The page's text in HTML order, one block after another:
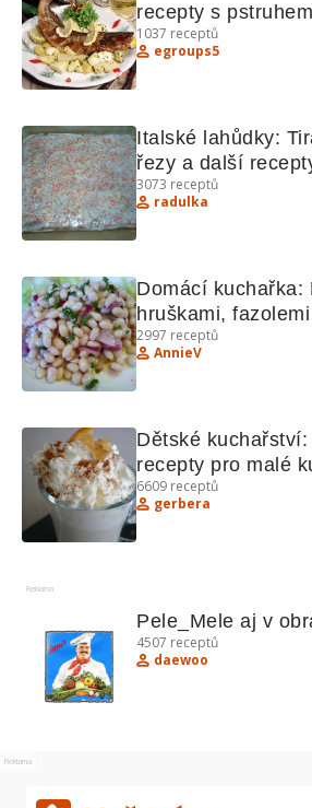
recepty s
dalšími lahůdkami
1037 receptů
egroups5
Italské lahůdky:
řezy a další
3073 receptů
radulka
Domácí kuchařka:
hruškami,
2997 receptů
AnnieV
Dětské
recepty pro malé
6609 receptů
gerbera
Reklama
Pele_Mele aj v
4507 receptů
daewoo
Reklama